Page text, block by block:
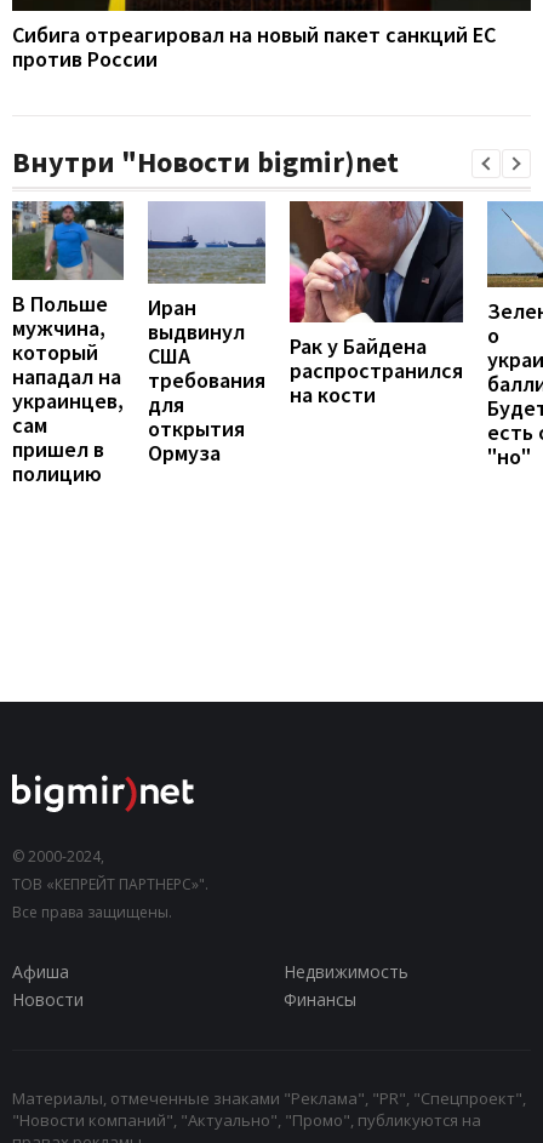
Сибига отреагировал на новый пакет санкций ЕС
против России
Внутри "Новости bigmir)net
В Польше
мужчина,
который
нападал на
украинцев,
сам
пришел в
полицию
Иран
выдвинул
США
требования
для
открытия
Ормуза
Рак у Байдена
распространился
на кости
о
есть
"но"
© 2000-2024,
ТОВ «КЕПРЕЙТ ПАРТНЕРС»".
Все права защищены.
Афиша
Недвижимость
Новости
Финансы
Материалы, отмеченные знаками "Реклама", "PR", "Спецпроект",
"Новости компаний", "Актуально", "Промо", публикуются на